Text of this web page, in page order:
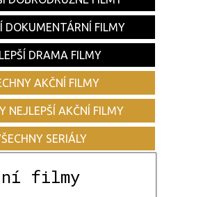
DOKUMENTÁRNÍ FILMY
DRAMA FILMY
AKČNÍ FILMY
NEJLEPŠÍ AKČNÍ FILMY
SERIÁLY
filmy